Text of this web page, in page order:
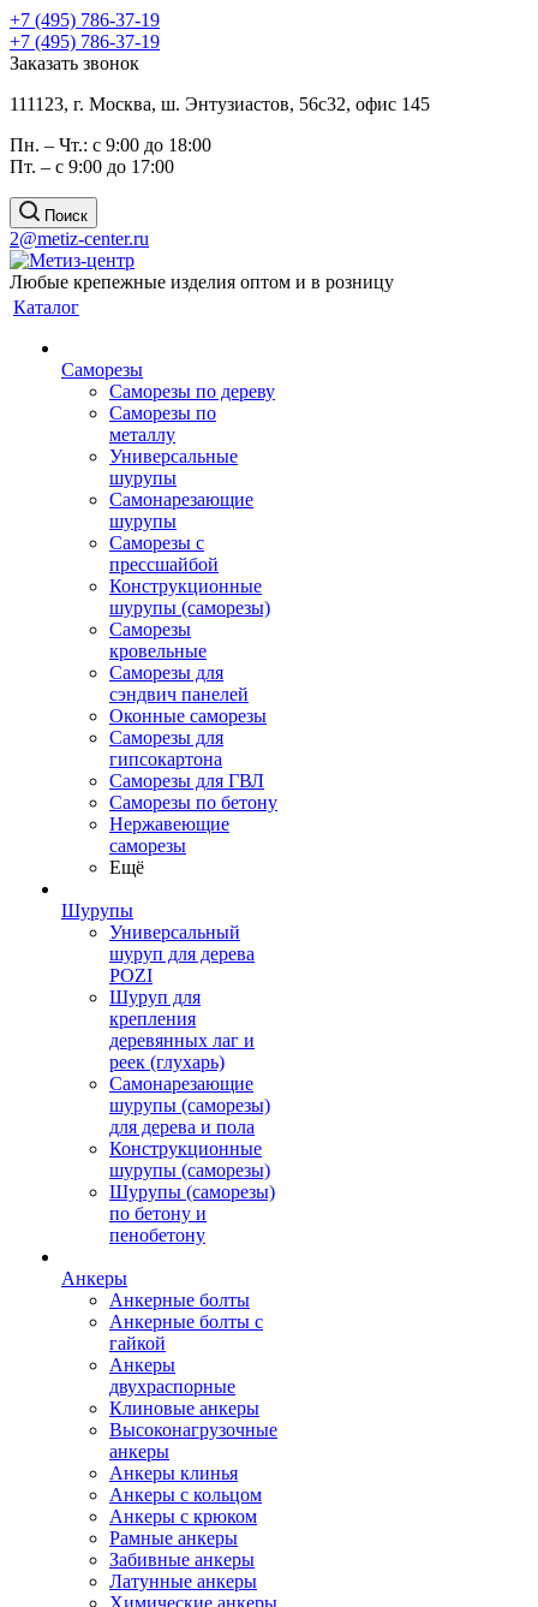
+7 (495) 786-37-19
+7 (495) 786-37-19
Заказать звонок
111123, г. Москва, ш. Энтузиастов, 56с32, офис 145
Пн. – Чт.: с 9:00 до 18:00
Пт. – с 9:00 до 17:00
Поиск
2@metiz-center.ru
Любые крепежные изделия оптом и в розницу
Каталог
Саморезы
Саморезы по дереву
Саморезы по
металлу
Универсальные
шурупы
Самонарезающие
шурупы
Саморезы с
прессшайбой
Конструкционные
шурупы (саморезы)
Саморезы
кровельные
Саморезы для
сэндвич панелей
Оконные саморезы
Саморезы для
гипсокартона
Саморезы для ГВЛ
Саморезы по бетону
Нержавеющие
саморезы
Ещё
Шурупы
Универсальный
шуруп для дерева
POZI
Шуруп для
крепления
деревянных лаг и
реек (глухарь)
Самонарезающие
шурупы (саморезы)
для дерева и пола
Конструкционные
шурупы (саморезы)
Шурупы (саморезы)
по бетону и
пенобетону
Анкеры
Анкерные болты
Анкерные болты с
гайкой
Анкеры
двухраспорные
Клиновые анкеры
Высоконагрузочные
анкеры
Анкеры клинья
Анкеры с кольцом
Анкеры с крюком
Рамные анкеры
Забивные анкеры
Латунные анкеры
Химические анкеры